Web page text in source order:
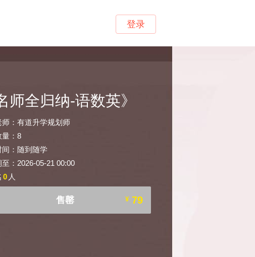
登录
师全归纳-语数英》
师：有道升学规划师
量：8
间：随到随学
：2026-05-21 00:00
0 人
售罄 ¥ 79